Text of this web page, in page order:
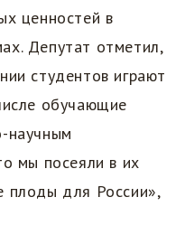
ценностей в
Депутат отметил,
студентов играют
обучающие
научным
мы посеяли в их
плоды для России»,